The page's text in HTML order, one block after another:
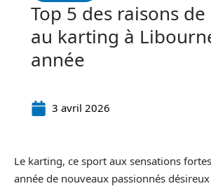
Top 5 des raisons de
au karting à
année
3 avril 2026
Le karting, ce sport aux sensations
année de nouveaux passionnés